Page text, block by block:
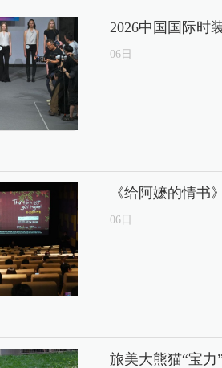
2026中国国际时
06日
《给阿嬷的情书
06日
旅美大熊猫“宝力